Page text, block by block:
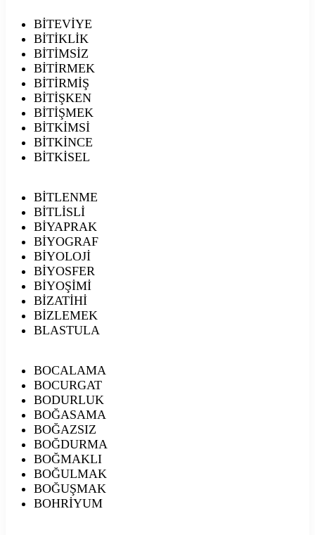
BİTEVİYE
BİTİKLİK
BİTİMSİZ
BİTİRMEK
BİTİRMİŞ
BİTİŞKEN
BİTİŞMEK
BİTKİMSİ
BİTKİNCE
BİTKİSEL
BİTLENME
BİTLİSLİ
BİYAPRAK
BİYOGRAF
BİYOLOJİ
BİYOSFER
BİYOŞİMİ
BİZATİHİ
BİZLEMEK
BLASTULA
BOCALAMA
BOCURGAT
BODURLUK
BOĞASAMA
BOĞAZSIZ
BOĞDURMA
BOĞMAKLI
BOĞULMAK
BOĞUŞMAK
BOHRİYUM